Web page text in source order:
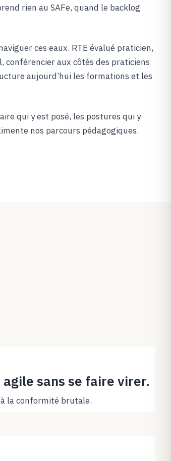
rien au SAFe, quand le backlog
ces eaux. RTE évalué praticien,
aux côtés des praticiens
aujourd’hui les formations et les
qui y est posé, les postures qui y
nos parcours pédagogiques.
sans se faire virer.
la conformité brutale.